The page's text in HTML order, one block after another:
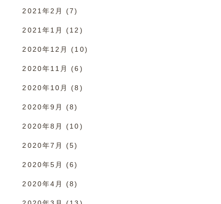
2021年2月 (7)
2021年1月 (12)
2020年12月 (10)
2020年11月 (6)
2020年10月 (8)
2020年9月 (8)
2020年8月 (10)
2020年7月 (5)
2020年5月 (6)
2020年4月 (8)